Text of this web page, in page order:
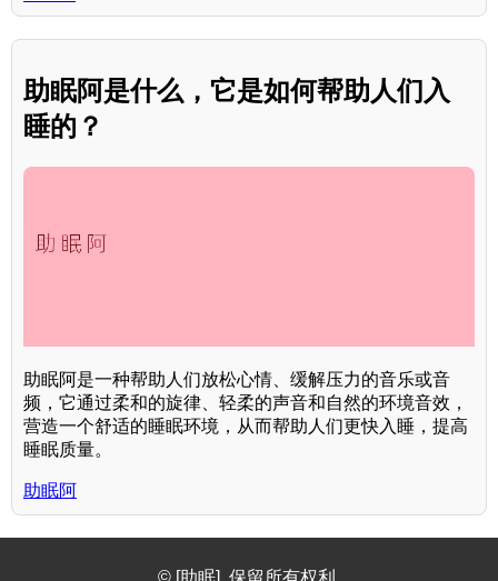
助眠阿是什么，它是如何帮助人们入
睡的？
助眠阿是一种帮助人们放松心情、缓解压力的音乐或音
频，它通过柔和的旋律、轻柔的声音和自然的环境音效，
营造一个舒适的睡眠环境，从而帮助人们更快入睡，提高
睡眠质量。
助眠阿